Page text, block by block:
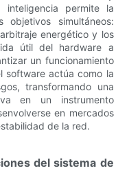
permite la
objetivos simultáneos:
energético y los
útil del hardware a
un funcionamiento
software actúa como la
transformando una
en un instrumento
en mercados
de la red.
del sistema de